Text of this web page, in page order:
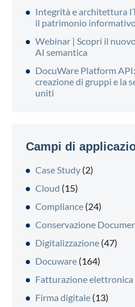
Integrità e architettura
il patrimonio
Webinar | Scopri il
AI semantica
DocuWare Platform
creazione di gruppi e la
uniti
Campi di
Case Study (2)
Cloud (15)
Compliance (24)
Conservazione
Digitalizzazione (47)
Docuware (164)
Fatturazione elettronica
Firma digitale (13)